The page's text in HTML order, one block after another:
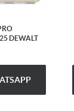
DEWALT